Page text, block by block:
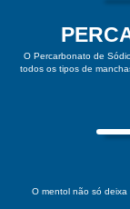
O Percarbonato de
todos os tipos de
O mentol não só